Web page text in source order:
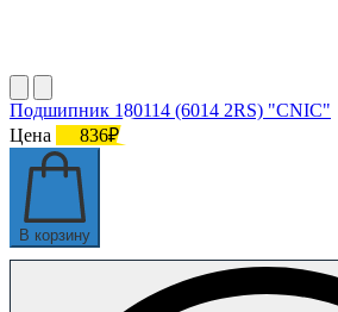
Подшипник 180114 (6014 2RS) "CNIC"
Цена
836₽
В корзину